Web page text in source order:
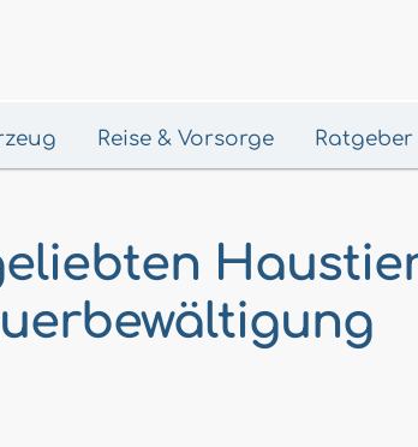
Reise & Vorsorge Ratgeber